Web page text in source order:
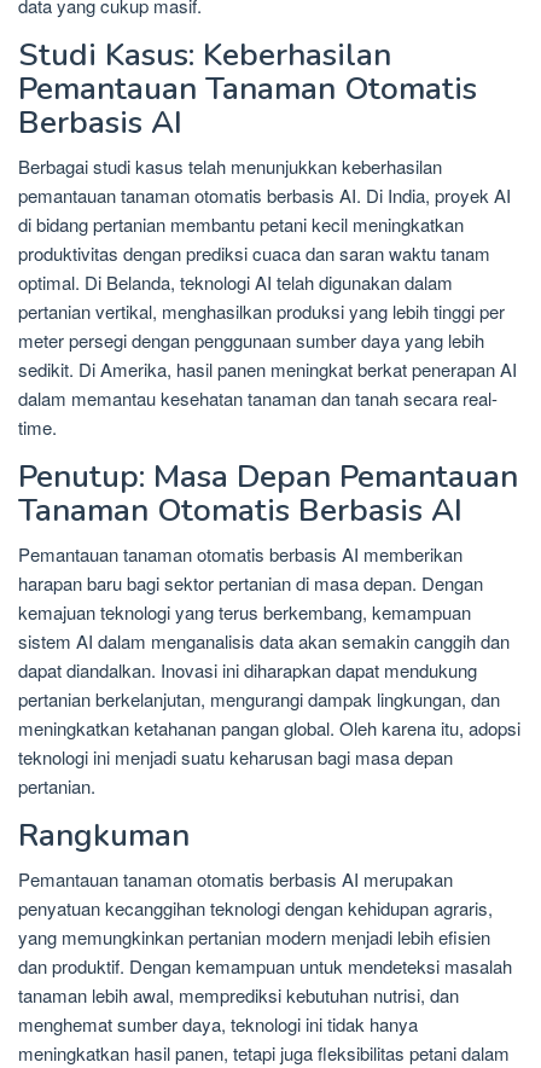
data yang cukup masif.
Studi Kasus: Keberhasilan
Pemantauan Tanaman Otomatis
Berbasis AI
Berbagai studi kasus telah menunjukkan keberhasilan
pemantauan tanaman otomatis berbasis AI. Di India, proyek AI
di bidang pertanian membantu petani kecil meningkatkan
produktivitas dengan prediksi cuaca dan saran waktu tanam
optimal. Di Belanda, teknologi AI telah digunakan dalam
pertanian vertikal, menghasilkan produksi yang lebih tinggi per
meter persegi dengan penggunaan sumber daya yang lebih
sedikit. Di Amerika, hasil panen meningkat berkat penerapan AI
dalam memantau kesehatan tanaman dan tanah secara real-
time.
Penutup: Masa Depan Pemantauan
Tanaman Otomatis Berbasis AI
Pemantauan tanaman otomatis berbasis AI memberikan
harapan baru bagi sektor pertanian di masa depan. Dengan
kemajuan teknologi yang terus berkembang, kemampuan
sistem AI dalam menganalisis data akan semakin canggih dan
dapat diandalkan. Inovasi ini diharapkan dapat mendukung
pertanian berkelanjutan, mengurangi dampak lingkungan, dan
meningkatkan ketahanan pangan global. Oleh karena itu, adopsi
teknologi ini menjadi suatu keharusan bagi masa depan
pertanian.
Rangkuman
Pemantauan tanaman otomatis berbasis AI merupakan
penyatuan kecanggihan teknologi dengan kehidupan agraris,
yang memungkinkan pertanian modern menjadi lebih efisien
dan produktif. Dengan kemampuan untuk mendeteksi masalah
tanaman lebih awal, memprediksi kebutuhan nutrisi, dan
menghemat sumber daya, teknologi ini tidak hanya
meningkatkan hasil panen, tetapi juga fleksibilitas petani dalam